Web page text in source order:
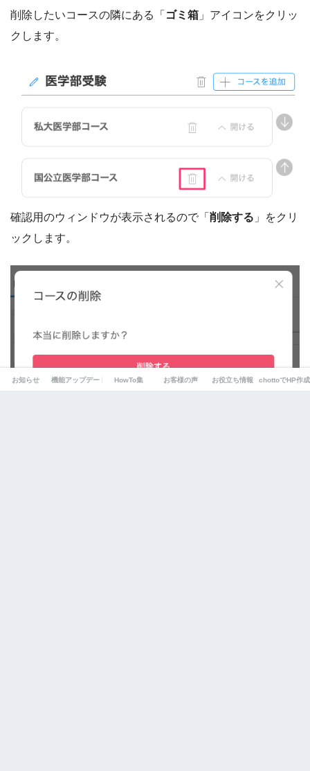
削除したいコースの隣にある「 ゴミ箱 」アイコンをクリッ
クします。
確認用のウィンドウが表示されるので「 削除する 」をクリ
ックします。
お知らせ 機能アップデート HowTo集 お客様の声 お役立ち情報 chottoでHP作成